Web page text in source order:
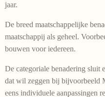
jaar.
De breed maatschappelijke
maatschappij als geheel.
bouwen voor iedereen.
De categoriale benadering sluit
dat wil zeggen bij bijvoorbeeld
eens individuele aanpassingen